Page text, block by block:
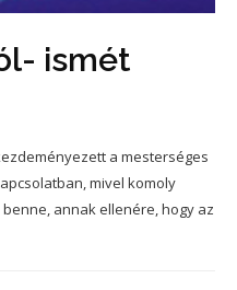
ismét
a mesterséges
mivel komoly
annak ellenére, hogy az